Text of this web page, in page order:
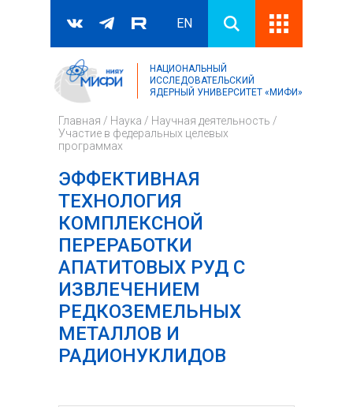
Форма поиска
Поиск
EN
НАЦИОНАЛЬНЫЙ
ИССЛЕДОВАТЕЛЬСКИЙ
ЯДЕРНЫЙ УНИВЕРСИТЕТ «МИФИ»
Главная / Наука / Научная деятельность /
Участие в федеральных целевых
программах
ЭФФЕКТИВНАЯ
ТЕХНОЛОГИЯ
КОМПЛЕКСНОЙ
ПЕРЕРАБОТКИ
АПАТИТОВЫХ РУД С
ИЗВЛЕЧЕНИЕМ
РЕДКОЗЕМЕЛЬНЫХ
МЕТАЛЛОВ И
РАДИОНУКЛИДОВ